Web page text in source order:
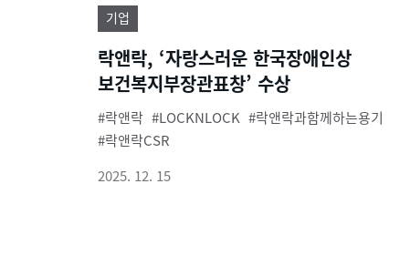
기업
락앤락, ‘자랑스러운 한국장애인상
보건복지부장관표창’ 수상
락앤락 LOCKNLOCK
락앤락과함께하는용기
락앤락CSR
2025. 12. 15